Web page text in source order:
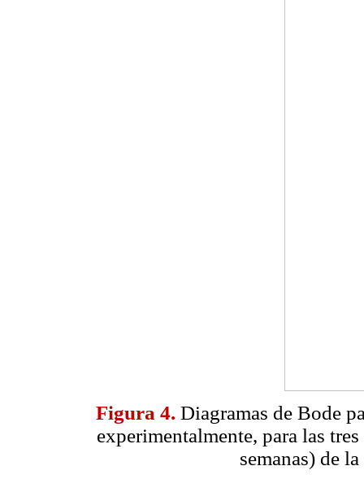
Figura 4. Diagramas de Bode
experimentalmente, para las
semanas) de